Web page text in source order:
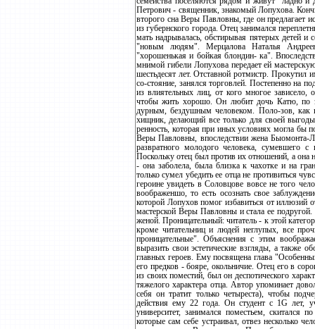
Петрович - священник, знакомый Лопухова.
второго сна Веры Павловны, где он предлагает
из губернского города. Отец занимался
мать надрывалась, обстирывая пятерых детей и
"новым людям". Мерцалова Наталья
"хорошенькая и бойкая блондин- ка".
мнимой гибели Лопухова передает ей
шестьдесят лет. Отставной ротмистр. Прокутил
со-стояние, занялся торговлей. Постепенно на
из влиятельных лиц, от кого многое зависело,
чтобы жить хорошо. Он любит дочь Катю, по
дурным, бездушным человеком. Поло-зов, как
хищник, делающий все только для своей
ренность, которая при иных условиях могла бы
Веры Павловны, впоследствии жена Быомонта-
развратного молодого человека, сумевшего
Поскольку отец был против их отношений, а она
- она заболела, была близка к чахотке и на
только сумел убедить ее отца не противиться
героине увидеть в Соловцове вовсе не того
воображеншо, то есть осознать свое
которой Лопухов помог избавиться от иллюзий
мастерской Веры Павловны и стала ее
женой. Проницательный: читатель - к этой
кроме читательниц и людей неглупых, все
проницательные". Объяснения с этим
выразить свои эстетические взгляды, а
главных героев. Ему посвящена глава
его предков - бояре, окольничие. Отец его в
из своих поместий, был он деспотического
тяжелого характера отца. Автор упоминает
себя он тратит только четыреста), чтобы
действия ему 22 года. Он студент с 1G лет,
университет, занимался поместьем,
которые сам себе устраивал, отвез несколько